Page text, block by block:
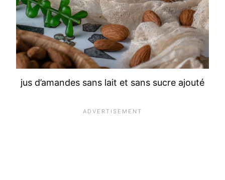
jus d’amandes sans lait et sans sucre ajouté